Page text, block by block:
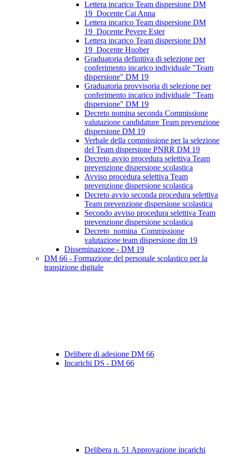
Lettera incarico Team dispersione DM
19_Docente Cai Anna
Lettera incarico Team dispersione DM
19_Docente Pevere Ester
Lettera incarico Team dispersione DM
19_Docente Huober
Graduatoria definitiva di selezione per
conferimento incarico individuale "Team
dispersione" DM 19
Graduatoria provvisoria di selezione per
conferimento incarico individuale "Team
dispersione" DM 19
Decreto nomina seconda Commissione
valutazione candidature Team prevenzione
dispersione DM 19
Verbale della commissione per la selezione
del Team dispersione PNRR DM 19
Decreto avvio procedura selettiva Team
prevenzione dispersione scolastica
Avviso procedura selettiva Team
prevenzione dispersione scolastica
Decreto avvio seconda procedura selettiva
Team prevenzione dispersione scolastica
Secondo avviso procedura selettiva Team
prevenzione dispersione scolastica
Decreto_nomina_Commissione
valutazione team dispersione dm 19
Disseminazione - DM 19
DM 66 - Formazione del personale scolastico per la
transizione digitale
Delibere di adesione DM 66
Incarichi DS - DM 66
Delibera n. 51 Approvazione incarichi